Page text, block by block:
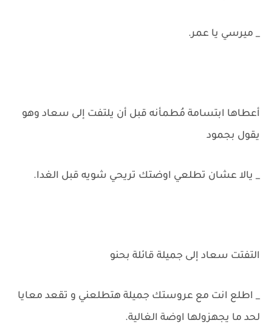
_ ميرسي يا عمر.
أعطاها ابتسامة مُطمأنه قبل أن يلتفت إلى سعاد وهو
يقول بجمود
_ يالا عشان تطلعي اوضتك تريحي شويه قبل الغدا.
التفتت سعاد إلى جميلة قائلة بحنو
_ اطلع انت مع عروستك جميلة هتطلعني و تقعد معايا
لحد ما يجهزولها اوضة الغالية.